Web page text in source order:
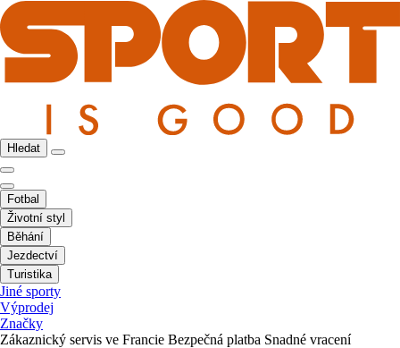
Hledat
Fotbal
Životní styl
Běhání
Jezdectví
Turistika
Jiné sporty
Výprodej
Značky
Zákaznický servis ve Francie Bezpečná platba Snadné vracení